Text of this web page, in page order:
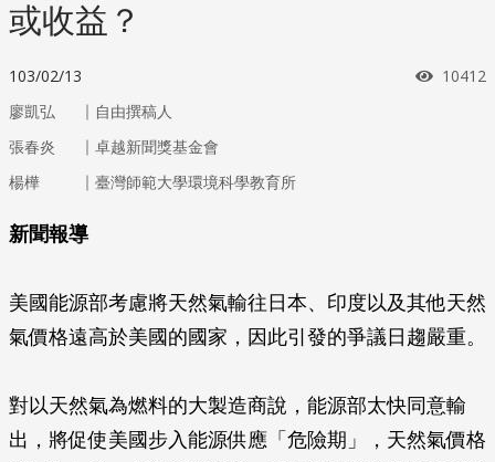
或收益？
103/02/13 瀏覽次
10412
廖凱弘 ｜ 自由撰稿人
張春炎
｜ 卓越新聞獎基金會
楊樺
｜ 臺灣師範大學環境科學教育所
新聞報導
美國能源部考慮將天然氣輸往日本、印度以及其他天然
氣價格遠高於美國的國家，因此引發的爭議日趨嚴重。
對以天然氣為燃料的大製造商說，能源部太快同意輸
出，將促使美國步入能源供應「危險期」，天然氣價格